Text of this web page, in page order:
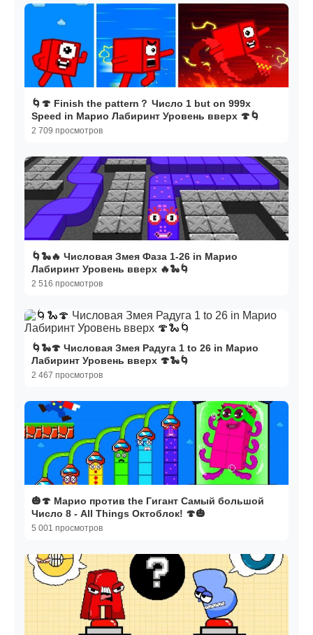
🌀🍄 Finish the pattern？ Число 1 but on 999x
Speed in Марио Лабиринт Уровень вверх 🍄🌀
2 709 просмотров
🌀🐍🔥 Числовая Змея Фаза 1-26 in Марио
Лабиринт Уровень вверх 🔥🐍🌀
2 516 просмотров
🌀🐍🍄 Числовая Змея Радуга 1 to 26 in Марио
Лабиринт Уровень вверх 🍄🐍🌀
2 467 просмотров
🎃🍄 Марио против the Гигант Самый большой
Число 8 - All Things Октоблок! 🍄🎃
5 001 просмотров